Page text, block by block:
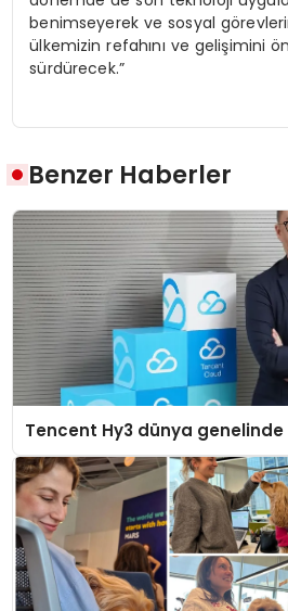
benimseyerek ve sosyal
ülkemizin refahını ve gelişimini
sürdürecek.”
Benzer Haberler
Tencent Hy3 dünya